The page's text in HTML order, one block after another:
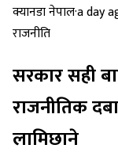
क्यानडा नेपाल·a day
राजनीति
सरकार सही
राजनीतिक
लामिछाने